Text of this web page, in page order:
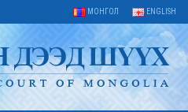
МОНГОЛ ENGLISH